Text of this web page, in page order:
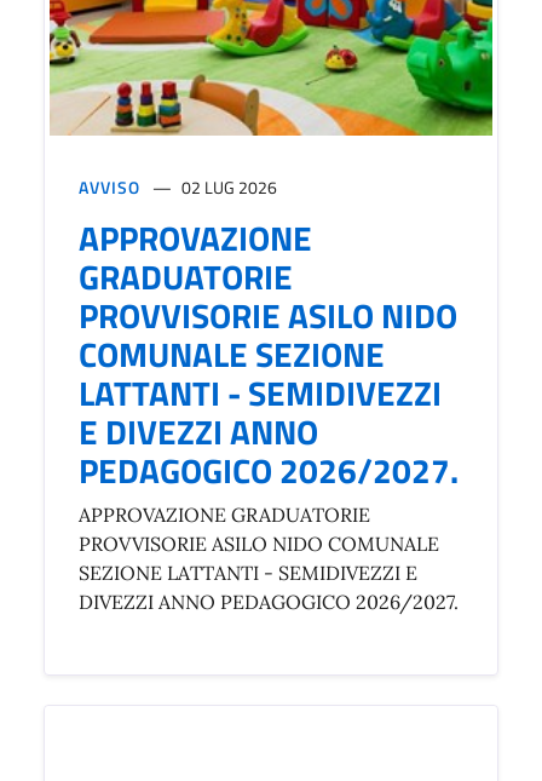
AVVISO 02 LUG 2026
APPROVAZIONE
GRADUATORIE
PROVVISORIE ASILO NIDO
COMUNALE SEZIONE
LATTANTI - SEMIDIVEZZI
E DIVEZZI ANNO
PEDAGOGICO 2026/2027.
APPROVAZIONE GRADUATORIE
PROVVISORIE ASILO NIDO COMUNALE
SEZIONE LATTANTI - SEMIDIVEZZI E
DIVEZZI ANNO PEDAGOGICO 2026/2027.